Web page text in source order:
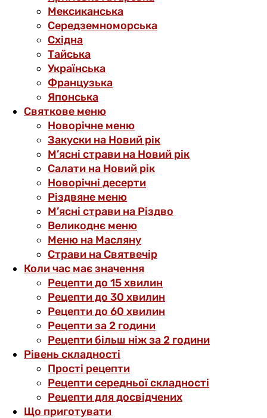
Мексиканська
Середземноморська
Східна
Тайська
Українська
Французька
Японська
Святкове меню
Новорічне меню
Закуски на Новий рік
М’ясні страви на Новий рік
Салати на Новий рік
Новорічні десерти
Різдвяне меню
М’ясні страви на Різдво
Великоднє меню
Меню на Масляну
Страви на Святвечір
Коли час має значення
Рецепти до 15 хвилин
Рецепти до 30 хвилин
Рецепти до 60 хвилин
Рецепти за 2 години
Рецепти більш ніж за 2 години
Рівень складності
Прості рецепти
Рецепти середньої складності
Рецепти для досвідчених
Що приготувати